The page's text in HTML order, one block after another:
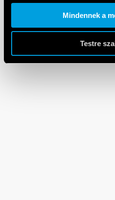
Cookie policy.
Mindennek a
Testre